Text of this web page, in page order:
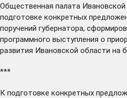
Общественная палата Ивановской
подготовке конкретных
поручений губернатора,
программного выступления о
развития Ивановской области на
***
К подготовке конкретных